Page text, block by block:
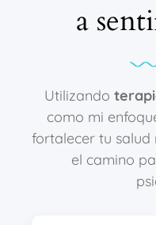
a
Utilizando
como mi
fortalecer tu
el camino